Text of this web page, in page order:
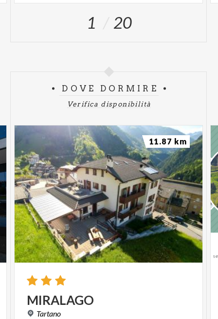
1 20
DOVE DORMIRE
Verifica disponibilità
MIRALAGO
Tartano
11.87 km